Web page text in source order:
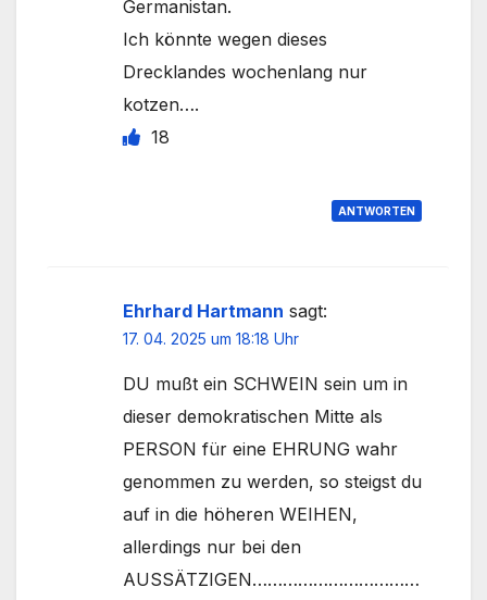
Germanistan.
Ich könnte wegen dieses
Drecklandes wochenlang nur
kotzen….
18
ANTWORTEN
Ehrhard Hartmann sagt:
17. 04. 2025 um 18:18 Uhr
DU mußt ein SCHWEIN sein um in
dieser demokratischen Mitte als
PERSON für eine EHRUNG wahr
genommen zu werden, so steigst du
auf in die höheren WEIHEN,
allerdings nur bei den
AUSSÄTZIGEN……………………………